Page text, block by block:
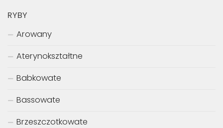
RYBY
Arowany
Aterynokształtne
Babkowate
Bassowate
Brzeszczotkowate